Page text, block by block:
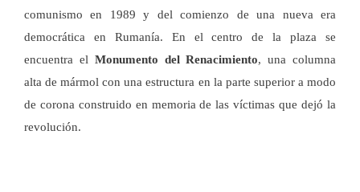
comunismo en 1989 y del comienzo de una nueva era
democrática en Rumanía. En el centro de la plaza se
encuentra el Monumento del Renacimiento, una columna
alta de mármol con una estructura en la parte superior a modo
de corona construido en memoria de las víctimas que dejó la
revolución.